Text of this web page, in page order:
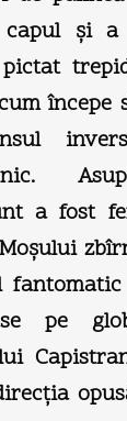
şi a
începe
a fost
pe